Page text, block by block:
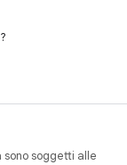
soggetti alle